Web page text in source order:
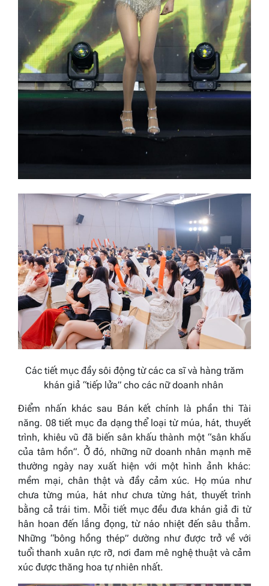
Các tiết mục đầy sôi động từ các ca sĩ và hàng trăm
khán giả “tiếp lửa” cho các nữ doanh nhân
Điểm nhấn khác sau Bán kết chính là phần thi Tài
năng. 08 tiết mục đa dạng thể loại từ múa, hát, thuyết
trình, khiêu vũ đã biến sân khấu thành một “sân khấu
của tâm hồn”. Ở đó, những nữ doanh nhân mạnh mẽ
thường ngày nay xuất hiện với một hình ảnh khác:
mềm mại, chân thật và đầy cảm xúc. Họ múa như
chưa từng múa, hát như chưa từng hát, thuyết trình
bằng cả trái tim. Mỗi tiết mục đều đưa khán giả đi từ
hân hoan đến lắng đọng, từ náo nhiệt đến sâu thẳm.
Những “bông hồng thép” dường như được trở về với
tuổi thanh xuân rực rỡ, nơi đam mê nghệ thuật và cảm
xúc được thăng hoa tự nhiên nhất.